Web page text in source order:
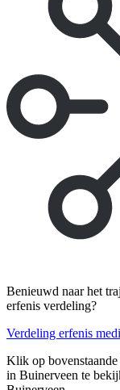
Benieuwd naar het
erfenis verdeling?
Verdeling erfenis
Klik op
in Buinerveen te